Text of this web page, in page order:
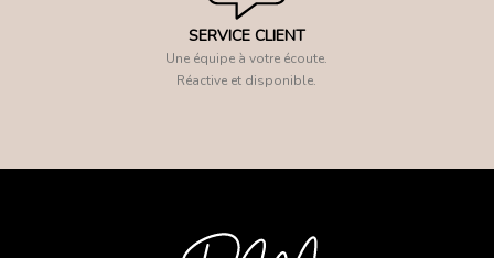
SERVICE CLIENT
Une équipe à votre écoute.
Réactive et disponible.